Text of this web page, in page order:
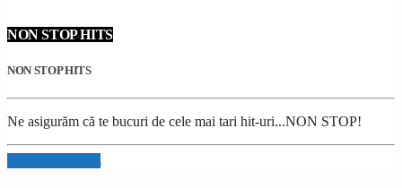
NON STOP HITS
NON STOP HITS
Ne asigurăm că te bucuri de cele mai tari hit-uri...NON STOP!
Info and episodes